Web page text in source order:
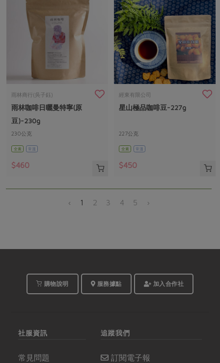
雨林商行(吳子鈺)
雨林咖啡日曬曼特寧(原
豆)-230g
230公克
全素 常溫
$460
經東有限公司
星山極品咖啡豆-227g
227公克
全素 常溫
$450
‹ 1 2 3 4 5 ›
購物說明 服務據點 加入合作社
社服資訊
常見問題
追蹤我們
訂閱電子報